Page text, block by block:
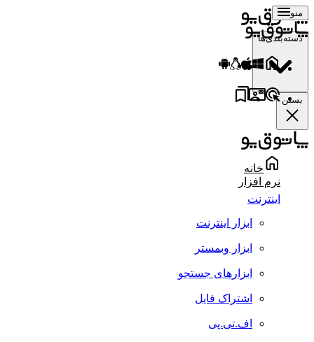
منو
دسته‌بندی‌ها
بستن
خانه
نرم افزار
اینترنت
ابزار اینترنت
ابزار وبمستر
ابزارهای جستجو
اشتراک فایل
اف.تی.پی